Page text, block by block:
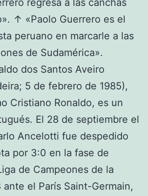
↑ «Paolo Guerrero es el
peruano en marcarle a las
de Sudamérica».
dos Santos Aveiro
5 de febrero de 1985),
Cristiano Ronaldo, es un
El 28 de septiembre el
Ancelotti fue despedido
por 3:0 en la fase de
de Campeones de la
ante el París Saint-Germain,